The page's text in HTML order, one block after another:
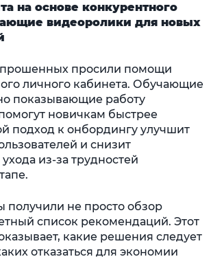
на основе конкурентного
видеоролики для новых
просили помощи
личного кабинета. Обучающие
показывающие работу
новичкам быстрее
подход к онбордингу улучшит
и снизит
из-за трудностей
получили не просто обзор
список рекомендаций. Этот
какие решения следует
отказаться для экономии